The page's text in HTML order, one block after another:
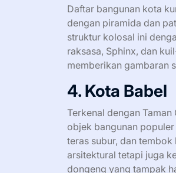
Daftar bangunan kota
dengan piramida dan
struktur kolosal ini
raksasa, Sphinx, dan
memberikan gambaran
4. Kota Babel
Terkenal dengan
objek bangunan
teras subur, dan
arsitektural tetapi juga
dongeng yang tampak